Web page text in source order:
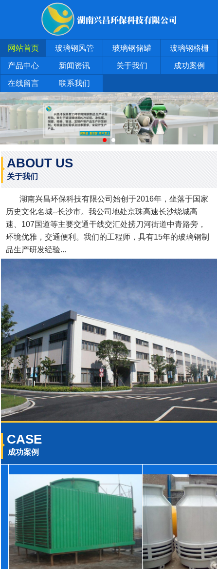
网站首页 玻璃钢风管 玻璃钢储罐 玻璃钢格栅
产品中心 新闻资讯 关于我们 成功案例
在线留言 联系我们
ABOUT US
关于我们
湖南兴昌环保科技有限公司始创于2016年，坐落于国家
历史文化名城--长沙市。我公司地处京珠高速长沙绕城高
速、107国道等主要交通干线交汇处捞刀河街道中青路旁，
环境优雅，交通便利。我们的工程师，具有15年的玻璃钢制
品生产研发经验...
CASE
成功案例